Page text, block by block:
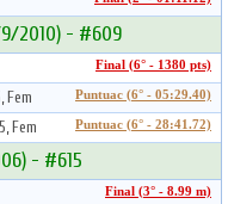
9/2010) - #609
Final (6° - 1380 pts)
Fem Puntuac (6° - 05:29.40)
Fem Puntuac (6° - 28:41.72)
- #615
Final (3° - 8.99 m)